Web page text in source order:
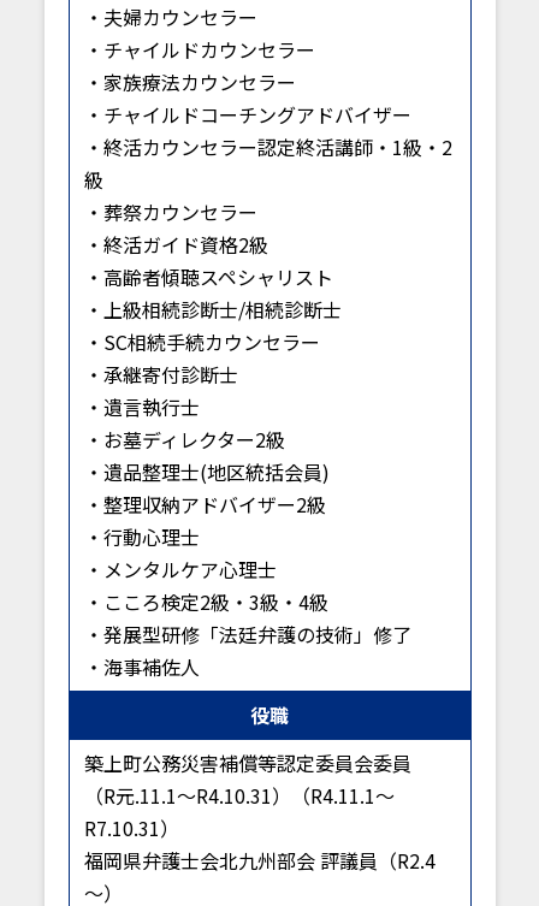
・夫婦カウンセラー
・チャイルドカウンセラー
・家族療法カウンセラー
・チャイルドコーチングアドバイザー
・終活カウンセラー認定終活講師・1級・2
級
・葬祭カウンセラー
・終活ガイド資格2級
・高齢者傾聴スペシャリスト
・上級相続診断士/相続診断士
・SC相続手続カウンセラー
・承継寄付診断士
・遺言執行士
・お墓ディレクター2級
・遺品整理士(地区統括会員)
・整理収納アドバイザー2級
・行動心理士
・メンタルケア心理士
・こころ検定2級・3級・4級
・発展型研修「法廷弁護の技術」修了
・海事補佐人
役職
築上町公務災害補償等認定委員会委員
（R元.11.1～R4.10.31）（R4.11.1～
R7.10.31）
福岡県弁護士会北九州部会 評議員（R2.4
～）